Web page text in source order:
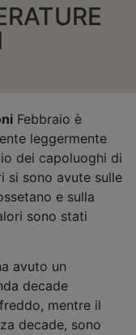
Febbraio è
leggermente
dei capoluoghi di
si sono avute sulle
e sulla
sono stati
avuto un
decade
mentre il
decade, sono